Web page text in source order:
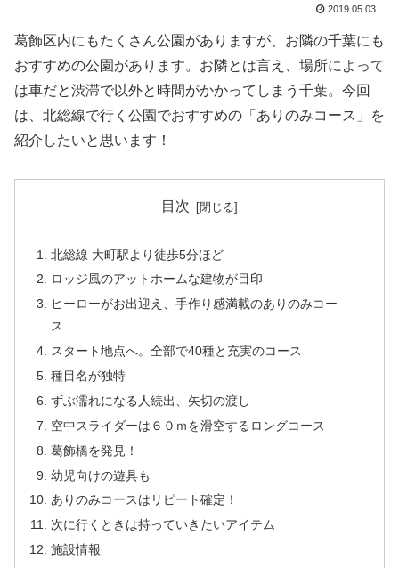
2019.05.03
葛飾区内にもたくさん公園がありますが、お隣の千葉にも
おすすめの公園があります。お隣とは言え、場所によって
は車だと渋滞で以外と時間がかかってしまう千葉。今回
は、北総線で行く公園でおすすめの「ありのみコース」を
紹介したいと思います！
目次
北総線 大町駅より徒歩5分ほど
ロッジ風のアットホームな建物が目印
ヒーローがお出迎え、手作り感満載のありのみコー
ス
スタート地点へ。全部で40種と充実のコース
種目名が独特
ずぶ濡れになる人続出、矢切の渡し
空中スライダーは６０ｍを滑空するロングコース
葛飾橋を発見！
幼児向けの遊具も
ありのみコースはリピート確定！
次に行くときは持っていきたいアイテム
施設情報